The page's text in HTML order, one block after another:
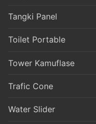
Tangki Panel
Toilet Portable
Tower Kamuflase
Trafic Cone
Water Slider